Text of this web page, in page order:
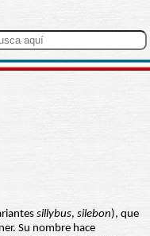
sillybus, silebon), que
Su nombre hace